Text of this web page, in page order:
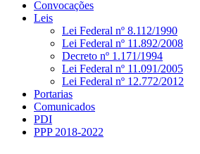
Convocações
Leis
Lei Federal nº 8.112/1990
Lei Federal nº 11.892/2008
Decreto nº 1.171/1994
Lei Federal nº 11.091/2005
Lei Federal nº 12.772/2012
Portarias
Comunicados
PDI
PPP 2018-2022